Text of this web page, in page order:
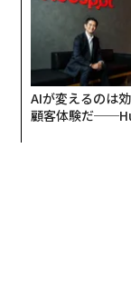
AIが変えるのは
顧客体験だ